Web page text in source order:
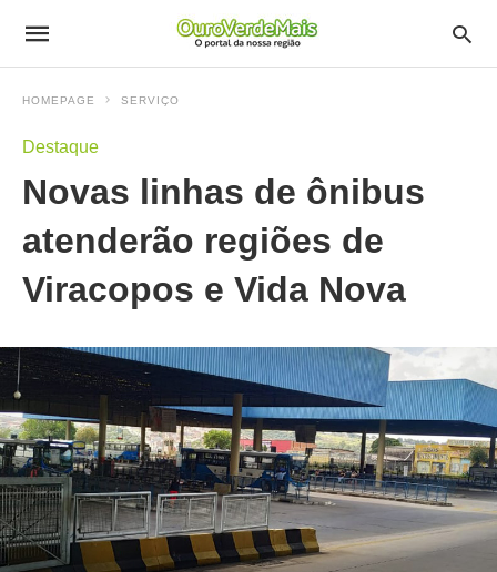
HOMEPAGE SERVIÇO
Destaque
Novas linhas de ônibus
atenderão regiões de
Viracopos e Vida Nova